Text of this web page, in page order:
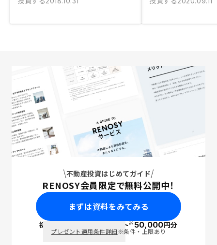
不動産投資はじめてガイド
RENOSY会員限定で無料公開中！
まずは資料をみてみる
初回面談で ポイント※50,000円分
プレゼント適用条件詳細※条件・上限あり